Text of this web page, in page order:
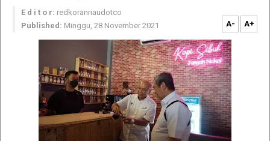
E d i t o r: redkoranriaudotco
Published: Minggu, 28 November 2021 A- A+